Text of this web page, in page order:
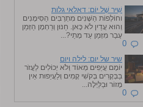
שִׁיר שֶׁל יוֹם: דאלאי גלות
וחוֹלְפוֹת הַשָּׁנִים מִתְרַבִּים הַסִּימָנִים
וְהוּא עֲדַיִן לֹא כָּאן. חַנּוּן וְרַחְמָן הַזְּמַן
עָבַר מִזְּמַן עַד מָתַי?...
0
שיר של יום: לילה ויום
יוֹמָם עֲיֵפִים מְאוֹד וְלֹא יְכוֹלִים לַעֲזֹר
בַּבְּקָרִים בְּקֹשִׁי קָמִים וְלַעֲיֵפוּת אֵין
מָזוֹר וּבַלַּיְלָה...
0